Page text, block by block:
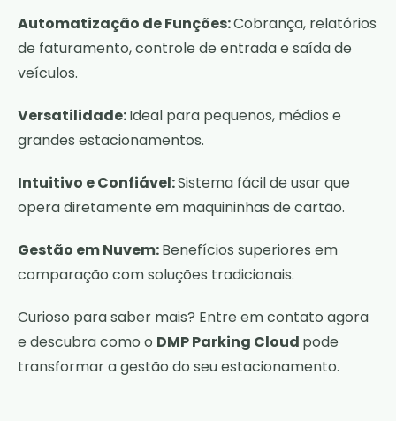
Automatização de Funções:Cobrança, relatórios
de faturamento, controle de entrada e saída de
veículos.
Versatilidade:Ideal para pequenos, médios e
grandes estacionamentos.
Intuitivo e Confiável:Sistema fácil de usar que
opera diretamente em maquininhas de cartão.
Gestão em Nuvem:Benefícios superiores em
comparação com soluções tradicionais.
Curioso para saber mais? Entre em contato agora
e descubra como o DMP Parking Cloud pode
transformar a gestão do seu estacionamento.